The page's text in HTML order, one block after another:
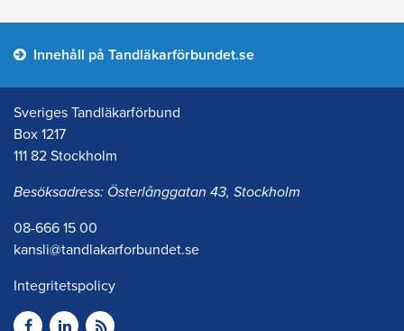
Innehåll på Tandläkarförbundet.se
Sveriges Tandläkarförbund
Box 1217
111 82 Stockholm
Besöksadress: Österlånggatan 43, Stockholm
08-666 15 00
kansli@tandlakarforbundet.se
Integritetspolicy